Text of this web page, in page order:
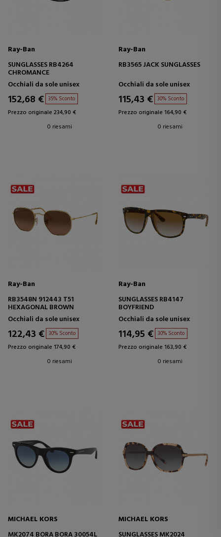
Ray-Ban
SUNGLASSES RB4264
CHROMANCE
Occhiali da sole unisex
152,68 € 35% Sconto
Prezzo originale 234,90 €
0 riesami
Ray-Ban
RB3565 JACK SUNGLASSES
Occhiali da sole unisex
115,43 € 30% Sconto
Prezzo originale 164,90 €
0 riesami
Ray-Ban
RB3548N 912443 T51
HEXAGONAL BROWN
Occhiali da sole unisex
122,43 € 30% Sconto
Prezzo originale 174,90 €
0 riesami
Ray-Ban
SUNGLASSES RB4147
BOYFRIEND
Occhiali da sole unisex
114,95 € 30% Sconto
Prezzo originale 163,90 €
0 riesami
MICHAEL KORS
MICHAEL KORS